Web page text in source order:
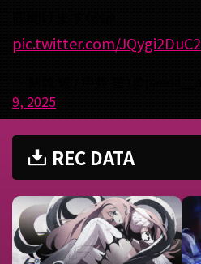
pic.twitter.com/JQygi2DuC2
9, 2025
REC DATA